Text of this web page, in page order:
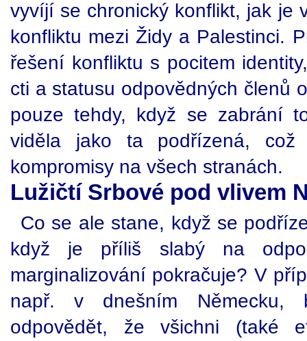
vyvíjí se chronický konflikt, jak je
konfliktu mezi Židy a Palestinci.
řešení konfliktu s pocitem
cti a statusu odpovědných členů
pouze tehdy, když se zabrání
viděla jako ta podřízená,
kompromisy na všech stranách.
Lužičtí Srbové pod vlivem
Co se ale stane, když se
když je příliš slabý na
marginalizování pokračuje? V
např. v dnešním Německu,
odpovědět, že všichni (také